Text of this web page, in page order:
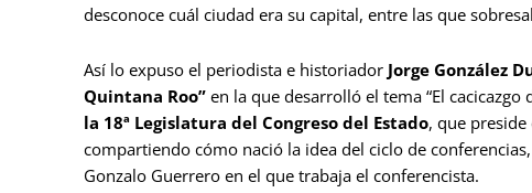
desconoce cuál ciudad era su capital, entre las que
Así lo expuso el periodista e historiador Jorge González
Quintana Roo” en la que desarrolló el tema “El cacicazgo
la 18ª Legislatura del Congreso del Estado, que
compartiendo cómo nació la idea del ciclo de
Gonzalo Guerrero en el que trabaja el conferencista.